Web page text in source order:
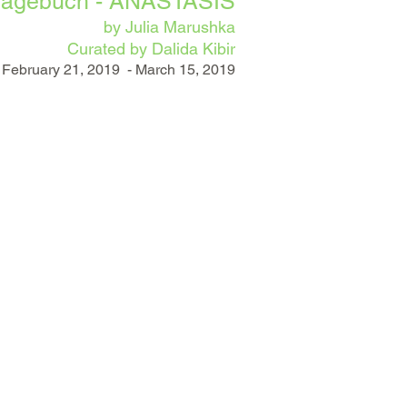
by Julia Marushka
Curated by Dalida Kibir
21, 2019 - March 15, 2019